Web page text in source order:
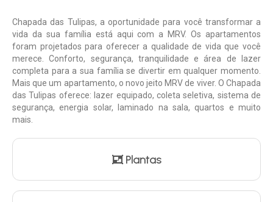
Chapada das Tulipas, a oportunidade para você transformar a
vida da sua família está aqui com a MRV. Os apartamentos
foram projetados para oferecer a qualidade de vida que você
merece. Conforto, segurança, tranquilidade e área de lazer
completa para a sua família se divertir em qualquer momento.
Mais que um apartamento, o novo jeito MRV de viver. O Chapada
das Tulipas oferece: lazer equipado, coleta seletiva, sistema de
segurança, energia solar, laminado na sala, quartos e muito
mais.
Plantas